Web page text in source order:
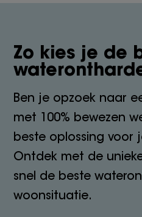
Zo kies je de
Ben je opzoek naar
met 100% bewezen
beste oplossing voor
Ontdek met de
snel de beste
woonsituatie.